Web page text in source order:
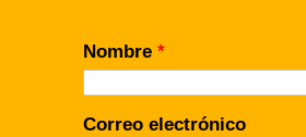
Nombre *
Correo electrónico